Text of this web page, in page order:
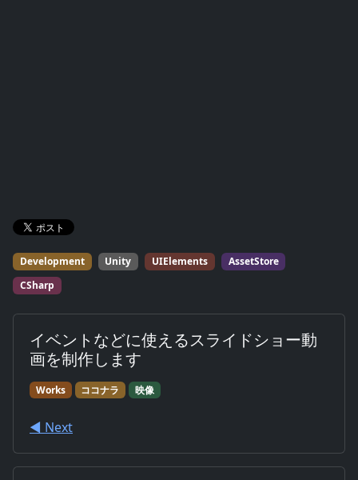
Development Unity UIElements
AssetStore
CSharp
イベントなどに使えるスライドショー動
画を制作します
Works ココナラ 映像
◀︎ Next